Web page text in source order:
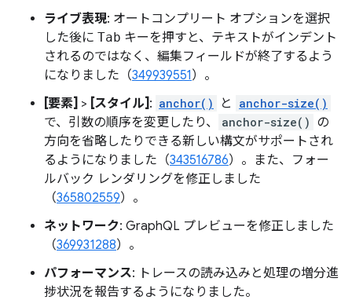
ライブ表現: オートコンプリート オプションを選択
した後に Tab キーを押すと、テキストがインデント
されるのではなく、編集フィールドが終了するよう
になりました（349939551）。
[要素] > [スタイル] : anchor() と anchor-size()
で、引数の順序を変更したり、 anchor-size() の
方向を省略したりできる新しい構文がサポートされ
るようになりました（343516786）。また、フォー
ルバック レンダリングを修正しました
（365802559）。
ネットワーク: GraphQL プレビューを修正しました
（369931288）。
パフォーマンス: トレースの読み込みと処理の増分進
捗状況を報告するようになりました。